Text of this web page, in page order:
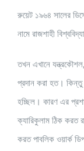
রুয়েট ১৯৬৪ সালের
নামে রাজশাহী
তখন এখানে
প্রদান করা হত। কিন্তু
হচ্ছিল। কারণ এর
ক্যারিকুলাম ঠিক করত
করত পাবলিক ওয়ার্ক